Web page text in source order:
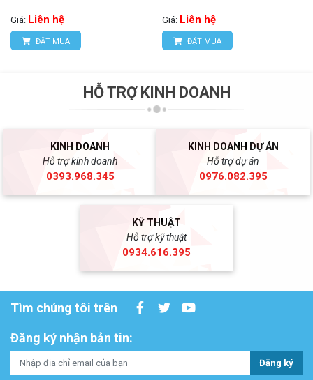
Giá: Liên hệ
ĐẶT MUA
Giá: Liên hệ
ĐẶT MUA
HỖ TRỢ KINH DOANH
KINH DOANH
Hỗ trợ kinh doanh
0393.968.345
KINH DOANH DỰ ÁN
Hỗ trợ dự án
0976.082.395
KỸ THUẬT
Hỗ trợ kỹ thuật
0934.616.395
Tìm chúng tôi trên
Đăng ký nhận bản tin:
Đăng ký